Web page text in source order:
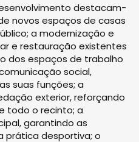
destacam-
novos espaços de casas
a modernização e
e restauração existentes
dos espaços de trabalho
social,
suas funções; a
exterior, reforçando
todo o recinto; a
garantindo as
prática desportiva; o